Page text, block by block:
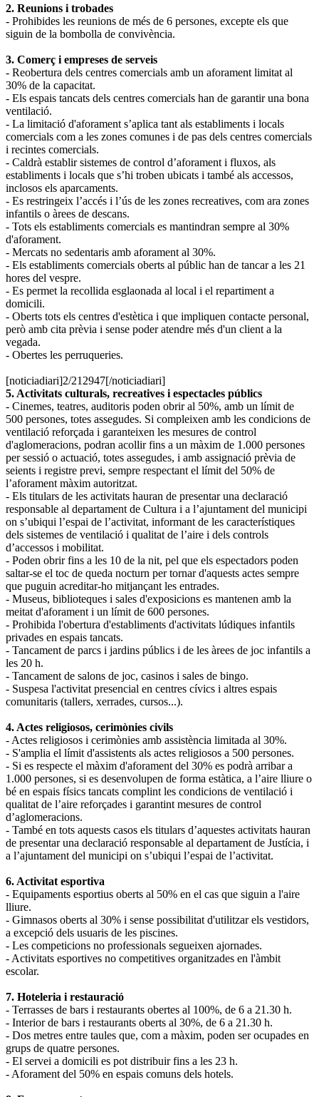
2. Reunions i trobades
- Prohibides les reunions de més de 6 persones, excepte els que
siguin de la bombolla de convivència.
3. Comerç i empreses de serveis
- Reobertura dels centres comercials amb un aforament limitat al
30% de la capacitat.
- Els espais tancats dels centres comercials han de garantir una bona
ventilació.
- La limitació d'aforament s’aplica tant als establiments i locals
comercials com a les zones comunes i de pas dels centres comercials
i recintes comercials.
- Caldrà establir sistemes de control d’aforament i fluxos, als
establiments i locals que s’hi troben ubicats i també als accessos,
inclosos els aparcaments.
- Es restringeix l’accés i l’ús de les zones recreatives, com ara zones
infantils o àrees de descans.
- Tots els establiments comercials es mantindran sempre al 30%
d'aforament.
- Mercats no sedentaris amb aforament al 30%.
- Els establiments comercials oberts al públic han de tancar a les 21
hores del vespre.
- Es permet la recollida esglaonada al local i el repartiment a
domicili.
- Oberts tots els centres d'estètica i que impliquen contacte personal,
però amb cita prèvia i sense poder atendre més d'un client a la
vegada.
- Obertes les perruqueries.
[noticiadiari]2/212947[/noticiadiari]
5. Activitats culturals, recreatives i espectacles públics
- Cinemes, teatres, auditoris poden obrir al 50%, amb un límit de
500 persones, totes assegudes. Si compleixen amb les condicions de
ventilació reforçada i garanteixen les mesures de control
d'aglomeracions, podran acollir fins a un màxim de 1.000 persones
per sessió o actuació, totes assegudes, i amb assignació prèvia de
seients i registre previ, sempre respectant el límit del 50% de
l’aforament màxim autoritzat.
- Els titulars de les activitats hauran de presentar una declaració
responsable al departament de Cultura i a l’ajuntament del municipi
on s’ubiqui l’espai de l’activitat, informant de les característiques
dels sistemes de ventilació i qualitat de l’aire i dels controls
d’accessos i mobilitat.
- Poden obrir fins a les 10 de la nit, pel que els espectadors poden
saltar-se el toc de queda nocturn per tornar d'aquests actes sempre
que puguin acreditar-ho mitjançant les entrades.
- Museus, biblioteques i sales d'exposicions es mantenen amb la
meitat d'aforament i un límit de 600 persones.
- Prohibida l'obertura d'establiments d'activitats lúdiques infantils
privades en espais tancats.
- Tancament de parcs i jardins públics i de les àrees de joc infantils a
les 20 h.
- Tancament de salons de joc, casinos i sales de bingo.
- Suspesa l'activitat presencial en centres cívics i altres espais
comunitaris (tallers, xerrades, cursos...).
4. Actes religiosos, cerimònies civils
- Actes religiosos i cerimònies amb assistència limitada al 30%.
- S'amplia el límit d'assistents als actes religiosos a 500 persones.
- Si es respecte el màxim d'aforament del 30% es podrà arribar a
1.000 persones, si es desenvolupen de forma estàtica, a l’aire lliure o
bé en espais físics tancats complint les condicions de ventilació i
qualitat de l’aire reforçades i garantint mesures de control
d’aglomeracions.
- També en tots aquests casos els titulars d’aquestes activitats hauran
de presentar una declaració responsable al departament de Justícia, i
a l’ajuntament del municipi on s’ubiqui l’espai de l’activitat.
6. Activitat esportiva
- Equipaments esportius oberts al 50% en el cas que siguin a l'aire
lliure.
- Gimnasos oberts al 30% i sense possibilitat d'utilitzar els vestidors,
a excepció dels usuaris de les piscines.
- Les competicions no professionals segueixen ajornades.
- Activitats esportives no competitives organitzades en l'àmbit
escolar.
7. Hoteleria i restauració
- Terrasses de bars i restaurants obertes al 100%, de 6 a 21.30 h.
- Interior de bars i restaurants oberts al 30%, de 6 a 21.30 h.
- Dos metres entre taules que, com a màxim, poden ser ocupades en
grups de quatre persones.
- El servei a domicili es pot distribuir fins a les 23 h.
- Aforament del 50% en espais comuns dels hotels.